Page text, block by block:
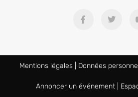
Mentions légales Données
Annoncer un événement|